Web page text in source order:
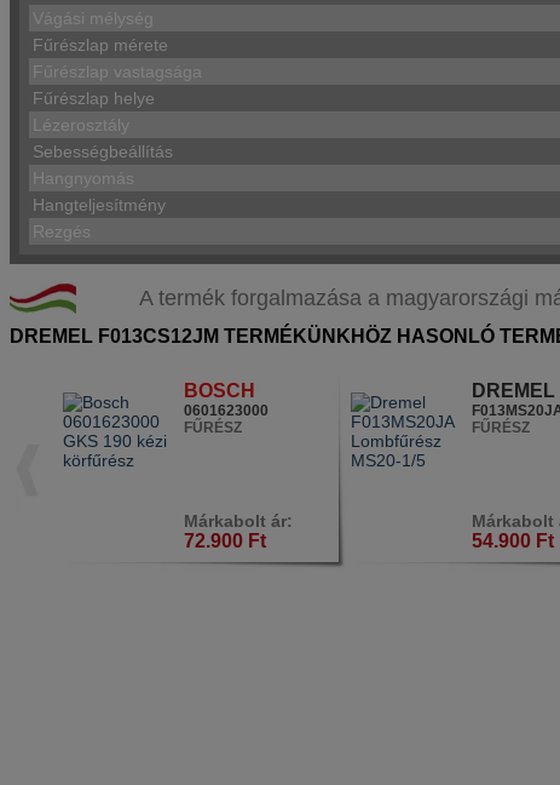
Vágási mélység
Fűrészlap mérete
Fűrészlap vastagsága
Fűrészlap helye
Lézerosztály
Sebességbeállítás
Hangnyomás
Hangteljesítmény
Rezgés
A termék forgalmazása a magyarországi
DREMEL F013CS12JM TERMÉKÜNKHÖZ HASONLÓ
BOSCH
0601623000
FŰRÉSZ
Márkabolt ár:
72.900 Ft
DREMEL
FŰRÉSZ
Márkabolt
54.900 Ft